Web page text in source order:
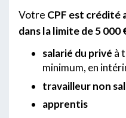
Votre CPF est crédité
dans la limite de 5 000
salarié du privé à
minimum, en
travailleur non
apprentis